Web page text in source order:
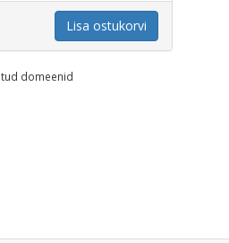
Lisa ostukorvi
domeenid